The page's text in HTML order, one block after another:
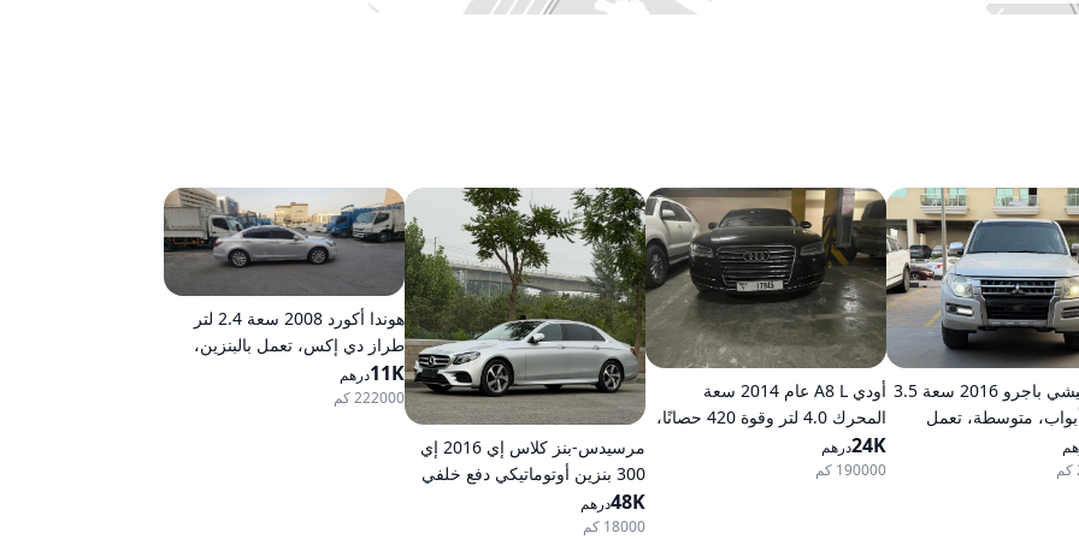
ميتسوبيشي باجرو 2016 سعة 3.5
5 أبواب، متوسطة، تعمل
أوتوماتيكية، دفع رباعي
أودي A8 L عام 2014 سعة
المحرك 4.0 لتر وقوة 420 حصانًا،
تعمل بالبنزين، ناقل حركة
أوتوماتيكي، دفع كلي للعجلات
24Kدرهم
190000 كم
مرسيدس-بنز كلاس إي 2016 إي
300 بنزين أوتوماتيكي دفع خلفي
48Kدرهم
18000 كم
هوندا أكورد 2008 سعة 2.4 لتر
طراز دي إكس، تعمل بالبنزين،
ناقل حركة أوتوماتيكي، دفع أمامي
11Kدرهم
222000 كم